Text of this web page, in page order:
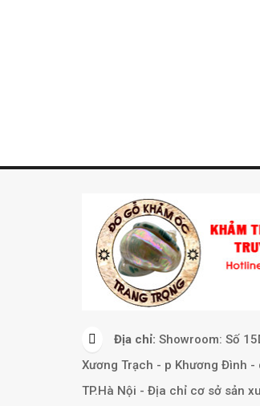
Địa chỉ: Showroom: Số
Xương Trạch - p Khương Đình -
TP.Hà Nội - Địa chỉ cơ sở sản